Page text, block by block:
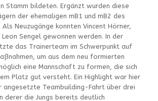
Stamm bildeten. Ergänzt wurden diese
der ehemaligen mB1 und mB2 des
Neuzugänge konnten Vincent Hörner,
Sengel gewonnen werden. In der
das Trainerteam im Schwerpunkt auf
um aus dem neu formierten
eine Mannschaft zu formen, die sich
Platz gut versteht. Ein Highlight war hier
angesetzte Teambuilding-Fahrt über drei
derer die Jungs bereits deutlich